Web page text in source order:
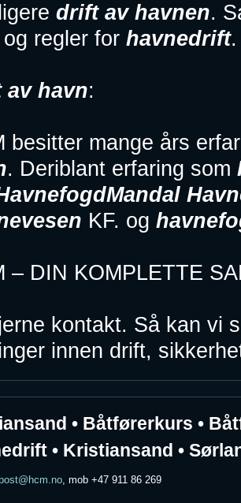
drift av havnen.
og regler for havnedrift.
av havn:
besitter mange års
. Deriblant erfaring som
Mandal
KF. og
– DIN KOMPLETTE
kontakt. Så kan vi
innen drift,
• Båtførerkurs •
• Kristiansand •
, mob +47 911 86 269